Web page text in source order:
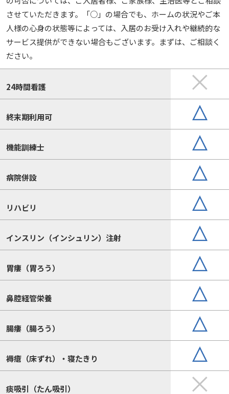
させていただきます。「○」の場合でも、ホームの状況やご本
人様の心身の状態等によっては、入居のお受け入れや継続的な
サービス提供ができない場合もございます。まずは、ご相談く
ださい。
24時間看護
終末期利用可
機能訓練士
病院併設
リハビリ
インスリン（インシュリン）注射
胃瘻（胃ろう）
鼻腔経管栄養
腸瘻（腸ろう）
褥瘡（床ずれ）・寝たきり
痰吸引（たん吸引）